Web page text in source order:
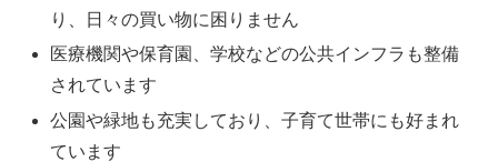
り、日々の買い物に困りません
医療機関や保育園、学校などの公共インフラも整備
されています
公園や緑地も充実しており、子育て世帯にも好まれ
ています